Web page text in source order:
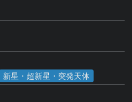
新星・超新星・突発天体